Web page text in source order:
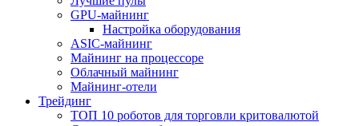
GPU-майнинг
Настройка оборудования
ASIC-майнинг
Майнинг на процессоре
Облачный майнинг
Майнинг-отели
Трейдинг
ТОП 10 роботов для торговли критовалютой